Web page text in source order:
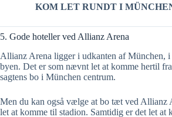
KOM LET RUNDT I
5. Gode hoteller ved Allianz Arena
Allianz Arena ligger i udkanten af München,
byen. Det er som nævnt let at komme hertil
sagtens bo i München centrum.
Men du kan også vælge at bo tæt ved Allianz
let at komme til stadion. Samtidig er det let at